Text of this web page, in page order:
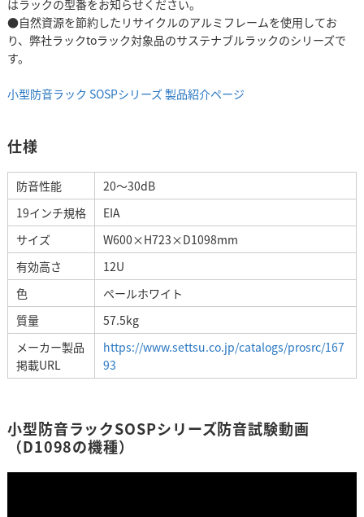
はラックの型番をお知らせください。
●自然資源を節約したリサイクルのアルミフレームを使用してお
り、弊社ラックtoラック対象品のサステナブルラックのシリーズで
す。
小型防音ラック SOSPシリーズ 製品紹介ページ
仕様
防音性能
20～30dB
19インチ規格
EIA
サイズ
W600×H723×D1098mm
有効高さ
12U
色
ペールホワイト
質量
57.5kg
メーカー製品
掲載URL
https://www.settsu.co.jp/catalogs/prosrc/167
93
小型防音ラックSOSPシリーズ防音試験動画
（D1098の機種）